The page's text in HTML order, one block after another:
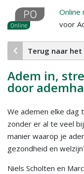
Overslaan
naar
de
inhoud
Online
voor
Terug naar
Adem in,
door
We ademen elke dag
zonder er al te veel
manier waarop je
gezondheid en
Niels Scholten en